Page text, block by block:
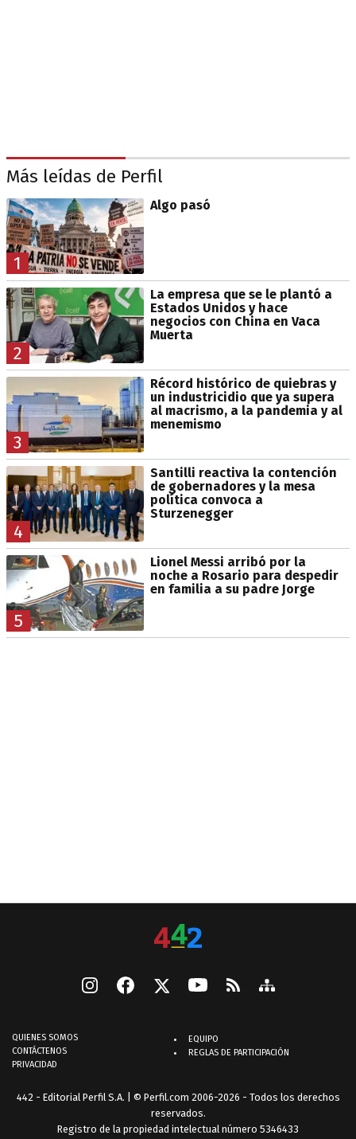
Más leídas de Perfil
1
Algo pasó
2
La empresa que se le plantó a
Estados Unidos y hace
negocios con China en Vaca
Muerta
3
Récord histórico de quiebras y
un industricidio que ya supera
al macrismo, a la pandemia y al
menemismo
4
Santilli reactiva la contención
de gobernadores y la mesa
política convoca a
Sturzenegger
5
Lionel Messi arribó por la
noche a Rosario para despedir
en familia a su padre Jorge
QUIENES SOMOS
CONTÁCTENOS
PRIVACIDAD
EQUIPO
REGLAS DE PARTICIPACIÓN
442 - Editorial Perfil S.A. | © Perfil.com 2006-2026 - Todos los derechos
reservados.
Registro de la propiedad intelectual número 5346433